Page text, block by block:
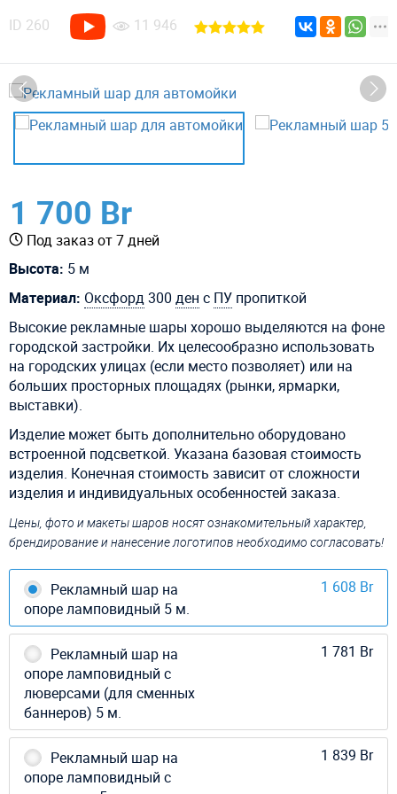
ID 260 11 946
1 700 Br
Под заказ от 7 дней
Высота: 5 м
Материал: Оксфорд300 ден с ПУ пропиткой
Высокие рекламные шары хорошо выделяются на фоне
городской застройки. Их целесообразно использовать
на городских улицах (если место позволяет) или на
больших просторных площадях (рынки, ярмарки,
выставки).
Изделие может быть дополнительно оборудовано
встроенной подсветкой. Указана базовая стоимость
изделия. Конечная стоимость зависит от сложности
изделия и индивидуальных особенностей заказа.
Цены, фото и макеты шаров носят ознакомительный характер,
брендирование и нанесение логотипов необходимо согласовать!
Рекламный шар на
опоре ламповидный 5 м.
1 608 Br
Рекламный шар на
опоре ламповидный с
люверсами (для сменных
баннеров) 5 м.
1 781 Br
Рекламный шар на
опоре ламповидный с
1 839 Br